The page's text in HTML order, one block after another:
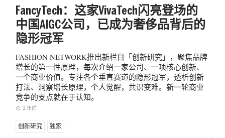
FancyTech：这家VivaTech闪亮登场的
中国AIGC公司，已成为奢侈品背后的
隐形冠军
FASHION NETWORK推出新栏目「创新研究」，聚焦品牌
增长的第一性原理，每次介绍一家公司、一项核心创新、
一个商业价值。专注各个垂直赛道的隐形冠军，透析创新
打法、洞察增长原理，个人觉醒，共识变难。新一轮商业
竞争的支点就在于认知。
access_time 2 年前
创新研究 独家